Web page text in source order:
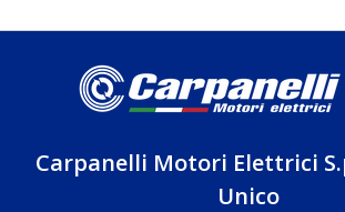
Carpanelli Motori Elettrici
Unico